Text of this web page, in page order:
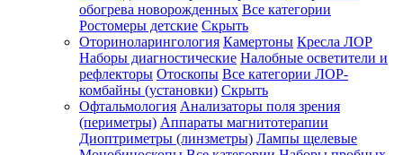
обогрева новорожденных Все категории
Ростомеры детские Скрыть
Оториноларингология Камертоны Кресла ЛОР
Наборы диагностические Налобные осветители и
рефлекторы Отоскопы Все категории ЛОР-
комбайны (установки) Скрыть
Офтальмология Анализаторы поля зрения
(периметры) Аппараты магнитотерапии
Диоптриметры (линзметры) Лампы щелевые